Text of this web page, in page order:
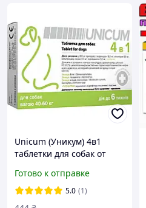
Unicum (Уникум) 4в1
таблетки для собак от
60 кг 1 таблетка
Готово к отправке
5.0 (1)